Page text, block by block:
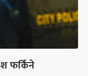
फर्किने